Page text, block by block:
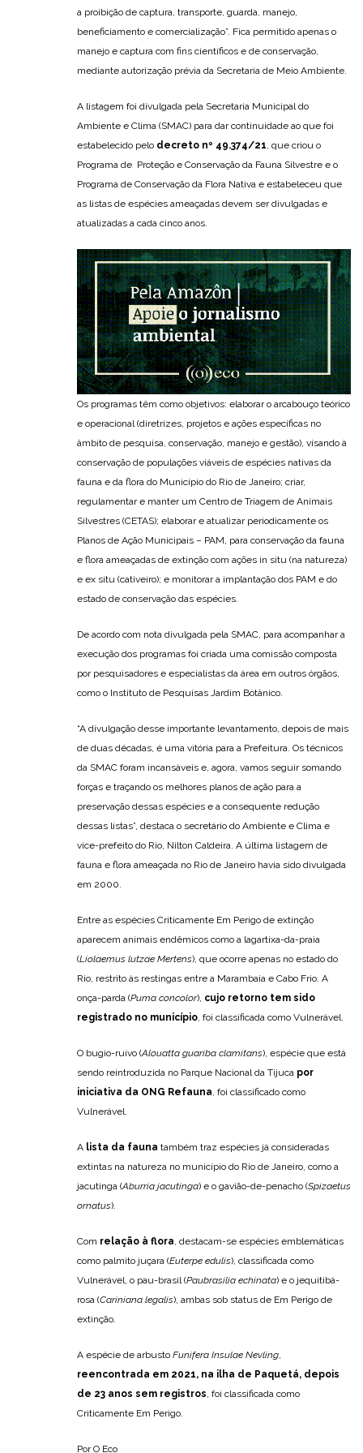
a proibição de captura, transporte, guarda, manejo,
beneficiamento e comercialização”. Fica permitido apenas o
manejo e captura com fins científicos e de conservação,
mediante autorização prévia da Secretaria de Meio Ambiente.
A listagem foi divulgada pela Secretaria Municipal do
Ambiente e Clima (SMAC) para dar continuidade ao que foi
estabelecido pelo decreto nº 49.374/21, que criou o
Programa de Proteção e Conservação da Fauna Silvestre e o
Programa de Conservação da Flora Nativa e estabeleceu que
as listas de espécies ameaçadas devem ser divulgadas e
atualizadas a cada cinco anos.
Os programas têm como objetivos: elaborar o arcabouço teórico
e operacional (diretrizes, projetos e ações específicas no
âmbito de pesquisa, conservação, manejo e gestão), visando à
conservação de populações viáveis de espécies nativas da
fauna e da flora do Município do Rio de Janeiro; criar,
regulamentar e manter um Centro de Triagem de Animais
Silvestres (CETAS); elaborar e atualizar periodicamente os
Planos de Ação Municipais – PAM, para conservação da fauna
e flora ameaçadas de extinção com ações in situ (na natureza)
e ex situ (cativeiro); e monitorar a implantação dos PAM e do
estado de conservação das espécies.
De acordo com nota divulgada pela SMAC, para acompanhar a
execução dos programas foi criada uma comissão composta
por pesquisadores e especialistas da área em outros órgãos,
como o Instituto de Pesquisas Jardim Botânico.
“A divulgação desse importante levantamento, depois de mais
de duas décadas, é uma vitória para a Prefeitura. Os técnicos
da SMAC foram incansáveis e, agora, vamos seguir somando
forças e traçando os melhores planos de ação para a
preservação dessas espécies e a consequente redução
dessas listas”, destaca o secretário do Ambiente e Clima e
vice-prefeito do Rio, Nilton Caldeira. A última listagem de
fauna e flora ameaçada no Rio de Janeiro havia sido divulgada
em 2000.
Entre as espécies Criticamente Em Perigo de extinção
aparecem animais endêmicos como a lagartixa-da-praia
(Liolaemus lutzae Mertens), que ocorre apenas no estado do
Rio, restrito às restingas entre a Marambaia e Cabo Frio. A
onça-parda (Puma concolor), cujo retorno tem sido
registrado no município, foi classificada como Vulnerável.
O bugio-ruivo (Alouatta guariba clamitans), espécie que está
sendo reintroduzida no Parque Nacional da Tijuca por
iniciativa da ONG Refauna, foi classificado como
Vulnerável.
A lista da fauna também traz espécies já consideradas
extintas na natureza no município do Rio de Janeiro, como a
jacutinga (Aburria jacutinga) e o gavião-de-penacho (Spizaetus
ornatus).
Com relação à flora, destacam-se espécies emblemáticas
como palmito juçara (Euterpe edulis), classificada como
Vulnerável, o pau-brasil (Paubrasilia echinata) e o jequitibá-
rosa (Cariniana legalis), ambas sob status de Em Perigo de
extinção.
A espécie de arbusto Funifera Insulae Nevling,
reencontrada em 2021, na ilha de Paquetá, depois
de 23 anos sem registros, foi classificada como
Criticamente Em Perigo.
Por O Eco